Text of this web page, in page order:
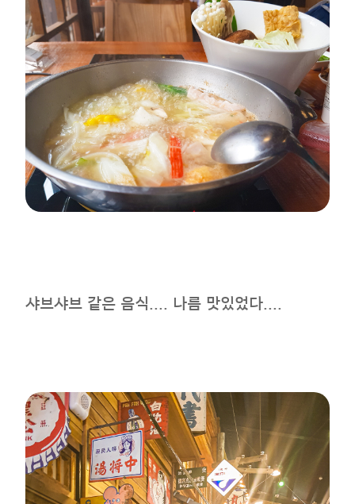
샤브샤브 같은 음식.... 나름 맛있었다....